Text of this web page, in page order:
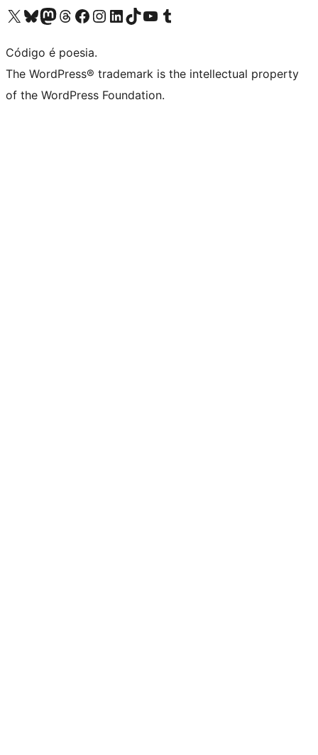
Acessar nossa conta do X (antigo Twitter)
Acessar nossa conta do Bluesky
Acessar nossa conta do Mastodon
Acessar nossa conta do Threads
Acessar nossa página do Facebook
Acessar nossa conta do Instagram
Acessar nossa conta do LinkedIn
Acessar nossa conta do TikTok
Acessar nosso canal do YouTube
Acessar nossa conta no Tumblr
Código é poesia.
The WordPress® trademark is the intellectual property
of the WordPress Foundation.